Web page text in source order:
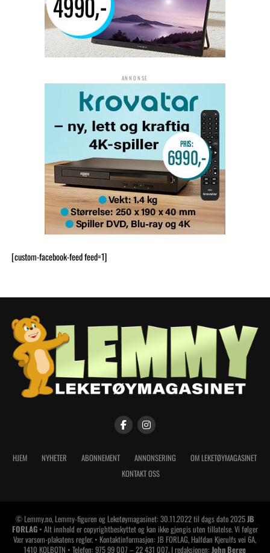
ANNONSE
[custom-facebook-feed feed=1]
HJEM NYHETER ABONNEMENT ANNONSERING
OM LEKETØYMAGASINET
KONTAKT OSS
© Lemmy.no, Lemmy-figuren og Leketøymagasinet: 30.11.2022 til dags dato 2025JB
FORLAG• Alt innhold er copyrightbeskyttet og kan ikke gjengis uten tillatelse. Vi følger
Vær varsom-plakatens regler. • Kontaktinformasjon: JB FORLAG, Halfdan Kjerulfs vei 6A,
1410 KOLBOTN • Telefon: 975 99 007 – 22 431 007. I redaksjonen:John Berge